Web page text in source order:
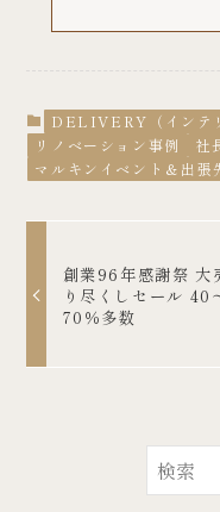
DELIVERY（インテ
リノベーション事例
社
マルキンイベント＆出張
創業96年感謝祭 大
り尽くしセール 40
70％多数